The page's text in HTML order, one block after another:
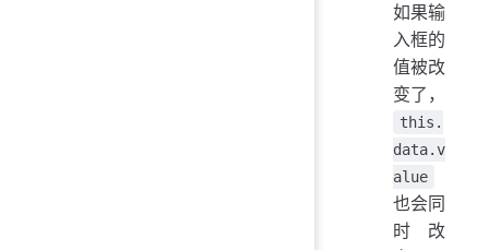
如果输
入框的
值被改
变了，
this.
data.v
alue
也会同
时改